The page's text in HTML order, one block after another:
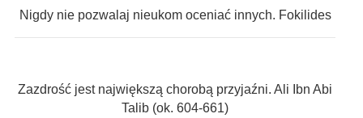
Nigdy nie pozwalaj nieukom oceniać innych. Fokilides
Zazdrość jest największą chorobą przyjaźni. Ali Ibn Abi
Talib (ok. 604-661)